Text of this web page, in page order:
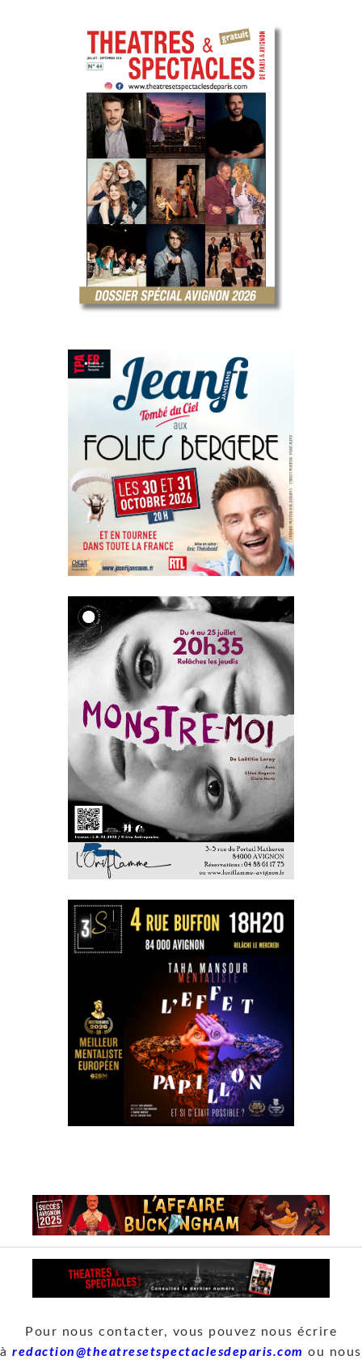
Pour nous contacter, vous pouvez nous écrire
àredaction@theatresetspectaclesdeparis.com ou nous